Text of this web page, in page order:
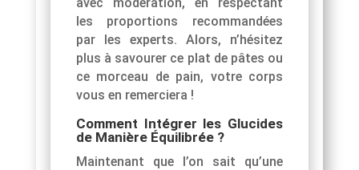
les proportions recommandées
par les experts. Alors, n’hésitez
plus à savourer ce plat de pâtes ou
ce morceau de pain, votre corps
vous en remerciera !
Comment Intégrer les Glucides
de Manière Équilibrée ?
Maintenant que l’on sait qu’une